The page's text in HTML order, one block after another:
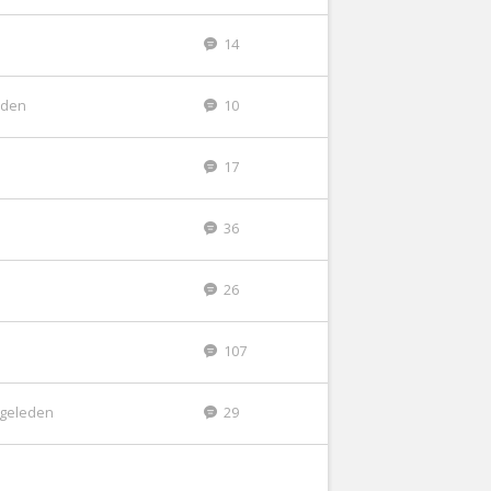
14
10
17
36
26
107
29